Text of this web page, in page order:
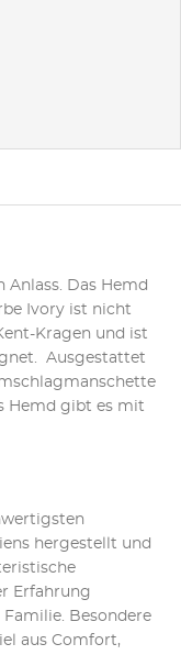
Anlass. Das Hemd
Ivory ist nicht
Kragen und ist
Ausgestattet
Hemd gibt es mit
hergestellt und
Erfahrung
Besondere
aus Comfort,